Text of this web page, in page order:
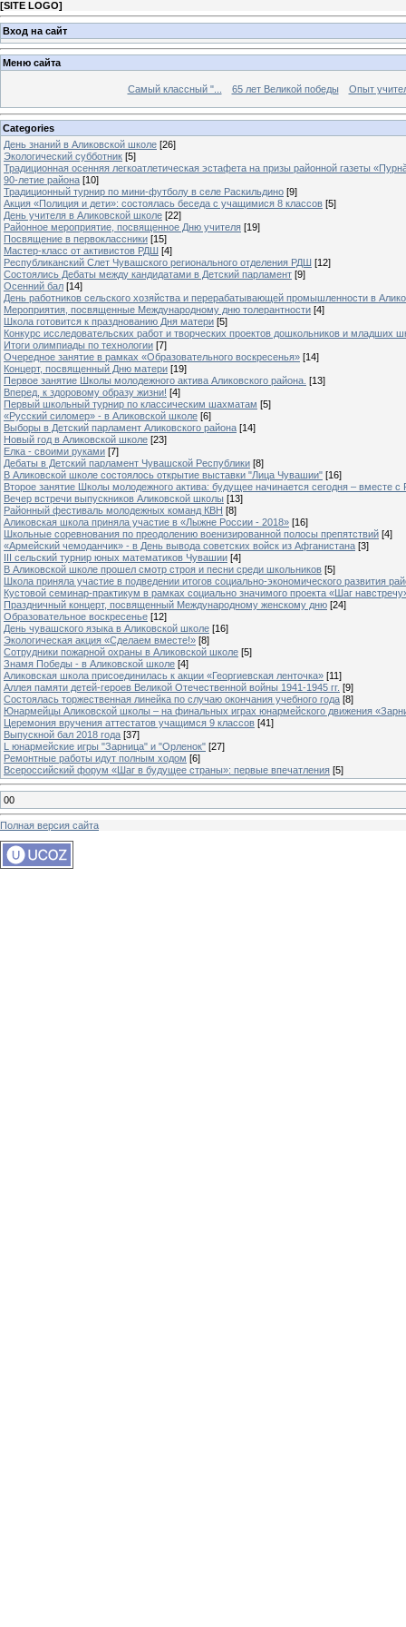
[SITE LOGO]
Вход на сайт
Меню сайта
Самый классный "... 65 лет Великой победы Опыт
Categories
День знаний в Аликовской школе [26]
Экологический субботник [5]
Традиционная осенняя легкоатлетическая эстафета на призы районной газеты
90-летие района [10]
Традиционный турнир по мини-футболу в селе Раскильдино [9]
Акция «Полиция и дети»: состоялась беседа с учащимися 8 классов [5]
День учителя в Аликовской школе [22]
Районное мероприятие, посвященное Дню учителя [19]
Посвящение в первоклассники [15]
Мастер-класс от активистов РДШ [4]
Республиканский Слет Чувашского регионального отделения РДШ [12]
Состоялись Дебаты между кандидатами в Детский парламент [9]
Осенний бал [14]
День работников сельского хозяйства и перерабатывающей промышленности в
Мероприятия, посвященные Международному дню толерантности [4]
Школа готовится к празднованию Дня матери [5]
Конкурс исследовательских работ и творческих проектов дошкольников и младших
Итоги олимпиады по технологии [7]
Очередное занятие в рамках «Образовательного воскресенья» [14]
Концерт, посвященный Дню матери [19]
Первое занятие Школы молодежного актива Аликовского района. [13]
Вперед, к здоровому образу жизни! [4]
Первый школьный турнир по классическим шахматам [5]
«Русский силомер» - в Аликовской школе [6]
Выборы в Детский парламент Аликовского района [14]
Новый год в Аликовской школе [23]
Елка - своими руками [7]
Дебаты в Детский парламент Чувашской Республики [8]
В Аликовской школе состоялось открытие выставки "Лица Чувашии" [16]
Второе занятие Школы молодежного актива: будущее начинается сегодня – вместе
Вечер встречи выпускников Аликовской школы [13]
Районный фестиваль молодежных команд КВН [8]
Аликовская школа приняла участие в «Лыжне России - 2018» [16]
Школьные соревнования по преодолению военизированной полосы препятствий [4]
«Армейский чемоданчик» - в День вывода советских войск из Афганистана [3]
III сельский турнир юных математиков Чувашии [4]
В Аликовской школе прошел смотр строя и песни среди школьников [5]
Школа приняла участие в подведении итогов социально-экономического развития
Кустовой семинар-практикум в рамках социально значимого проекта «Шаг
Праздничный концерт, посвященный Международному женскому дню [24]
Образовательное воскресенье [12]
День чувашского языка в Аликовской школе [16]
Экологическая акция «Сделаем вместе!» [8]
Сотрудники пожарной охраны в Аликовской школе [5]
Знамя Победы - в Аликовской школе [4]
Аликовская школа присоединилась к акции «Георгиевская ленточка» [11]
Аллея памяти детей-героев Великой Отечественной войны 1941-1945 гг. [9]
Cостоялась торжественная линейка по случаю окончания учебного года [8]
Юнармейцы Аликовской школы – на финальных играх юнармейского движения
Церемония вручения аттестатов учащимся 9 классов [41]
Выпускной бал 2018 года [37]
L юнармейские игры "Зарница" и "Орленок" [27]
Ремонтные работы идут полным ходом [6]
Всероссийский форум «Шаг в будущее страны»: первые впечатления [5]
00
Полная версия сайта